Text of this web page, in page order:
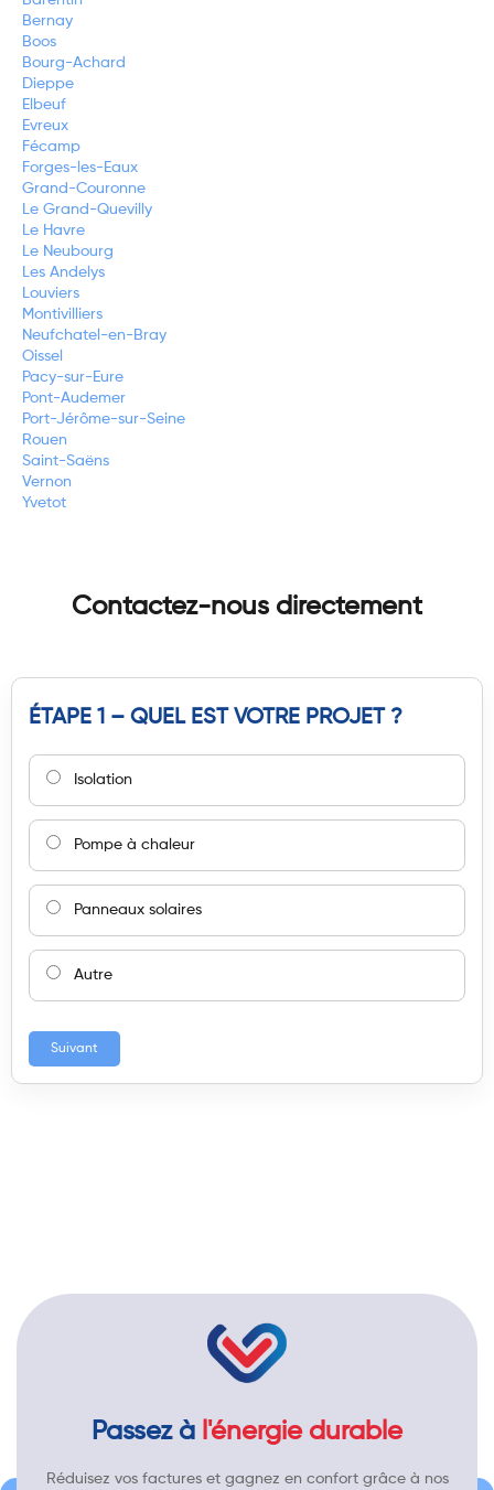
Bernay
Boos
Bourg-Achard
Dieppe
Elbeuf
Evreux
Fécamp
Forges-les-Eaux
Grand-Couronne
Le Grand-Quevilly
Le Havre
Le Neubourg
Les Andelys
Louviers
Montivilliers
Neufchatel-en-Bray
Oissel
Pacy-sur-Eure
Pont-Audemer
Port-Jérôme-sur-Seine
Rouen
Saint-Saëns
Vernon
Yvetot
Contactez-nous directement
ÉTAPE 1 – QUEL EST VOTRE PROJET ?
Isolation
Pompe à chaleur
Panneaux solaires
Autre
Suivant
Passez à l'énergie durable
Réduisez vos factures et gagnez en confort grâce à nos